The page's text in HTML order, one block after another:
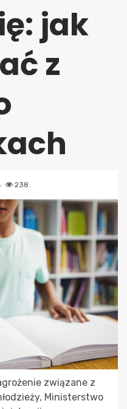
jak
z
238
związane z
Ministerstwo